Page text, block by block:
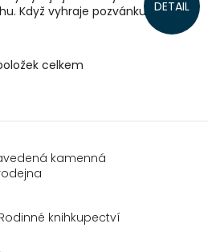
DETAIL
Když vyhraje pozvánku do
O
c
í
r
v
celkem
kamenná
Rodinné knihkupectví